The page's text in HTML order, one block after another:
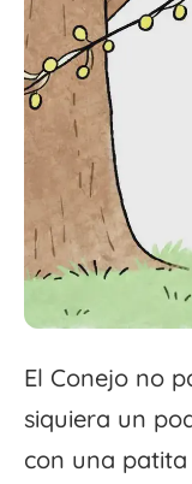
El Conejo no
siquiera un
con una